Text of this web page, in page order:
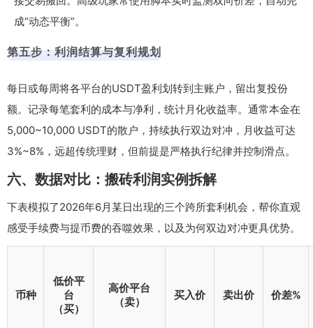
成“动态平衡”。
第五步：利润结算与复利规划
每日或每周将各平台的USDT盈利划转到主账户，留出复投份
额。记录每笔套利的成本与净利，统计月化收益率。通常本金在
5,000~10,000 USDT的散户，持续执行双边对冲，月收益可达
3%~8%，远超传统理财，但前提是严格执行纪律并控制滑点。
六、数据对比：搬砖利润实例拆解
下表模拟了2026年6月某日出现的三个跨所套利机会，帮你直观
感受手续费与提币费的吞噬效果，以及为何双边对冲更具优势。
币种
低价平
台
（买）
高价平台
（卖）
买入价 卖出价 价差%